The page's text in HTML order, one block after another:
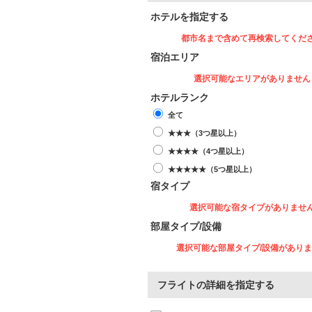
ホテルを指定する
都市名まで含めて再検索してくだ
宿泊エリア
選択可能なエリアがありません
ホテルランク
全て
★★★（3つ星以上）
★★★★（4つ星以上）
★★★★★（5つ星以上）
宿タイプ
選択可能な宿タイプがありませ
部屋タイプ/設備
選択可能な部屋タイプ/設備があり
フライトの詳細を指定する